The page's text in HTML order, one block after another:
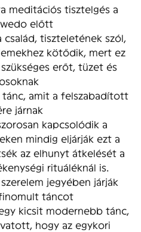
meditációs tisztelgés a
előtt
család, tiszteletének szól,
kötődik, mert ez
erőt, tüzet és
tánc, amit a felszabadított
járnak
kapcsolódik a
mindig eljárják ezt a
az elhunyt átkelését a
rituáléknál is.
szerelem jegyében járják
táncot
egy kicsit modernebb tánc,
hogy az egykori